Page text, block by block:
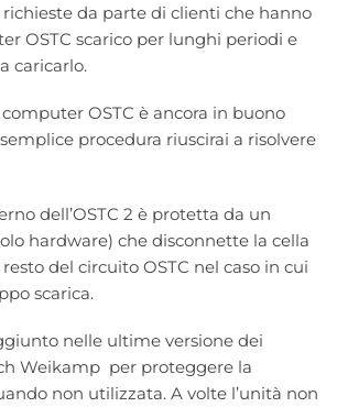
da parte di clienti che hanno
OSTC scarico per lunghi periodi e
caricarlo.
OSTC è ancora in buono
procedura riuscirai a risolvere
dell’OSTC 2 è protetta da un
hardware) che disconnette la cella
del circuito OSTC nel caso in cui
scarica.
nelle ultime versione dei
Weikamp per proteggere la
non utilizzata. A volte l’unità non